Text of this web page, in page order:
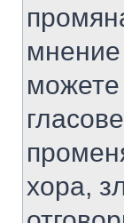
мнение
можете
хора,